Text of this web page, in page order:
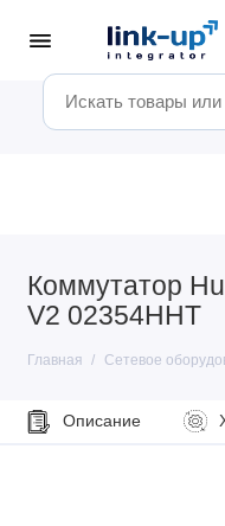
Коммутатор
V2 02354HHT
Главная Сетевое
Описание